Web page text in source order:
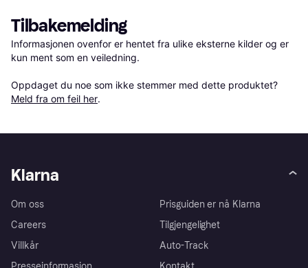
Tilbakemelding
Informasjonen ovenfor er hentet fra ulike eksterne kilder og er
kun ment som en veiledning.
Oppdaget du noe som ikke stemmer med dette produktet?
Meld fra om feil her.
Klarna
Om oss
Careers
Villkår
Prisguiden er nå Klarna
Tilgjengelighet
Auto-Track